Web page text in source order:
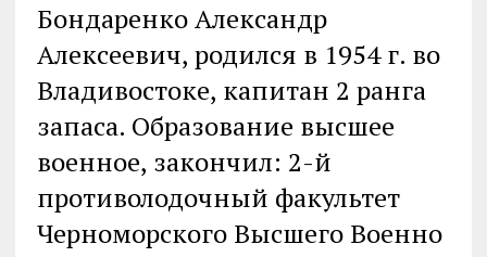
Бондаренко Александр
Алексеевич, родился в 1954 г. во
Владивостоке, капитан 2 ранга
запаса. Образование высшее
военное, закончил: 2-й
противолодочный факультет
Черноморского Высшего Военно